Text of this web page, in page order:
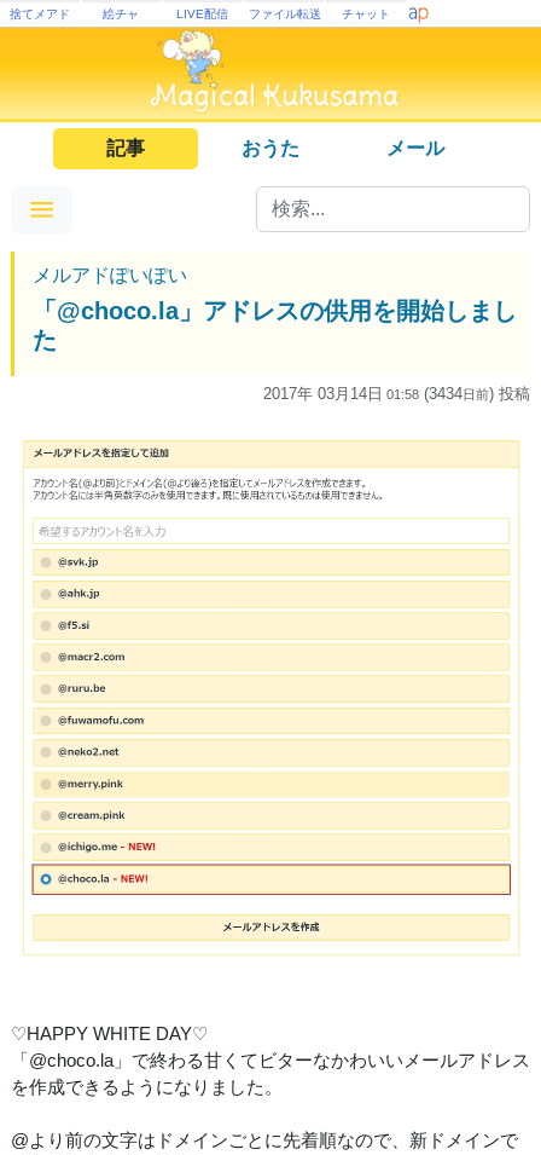
捨てメアド 絵チャ LIVE配信 ファイル転送 チャット
記事 おうた メール
メルアドぽいぽい
「@choco.la」アドレスの供用を開始しまし
た
2017年 03月14日 01:58 (3434日前) 投稿
♡HAPPY WHITE DAY♡
「@choco.la」で終わる甘くてビターなかわいいメールアドレス
を作成できるようになりました。
@より前の文字はドメインごとに先着順なので、新ドメインで